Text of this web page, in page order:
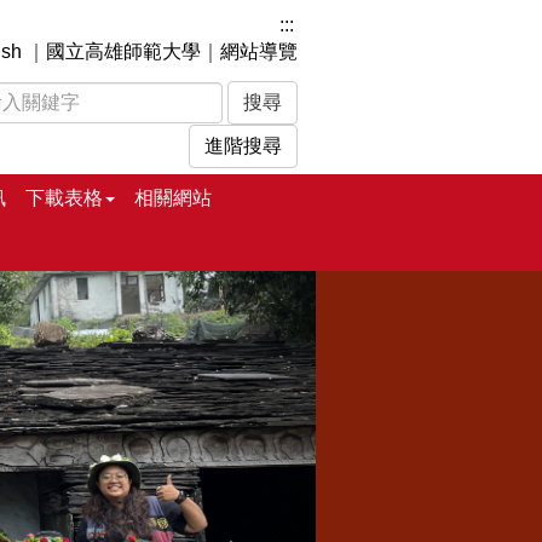
:::
國立高雄師範大學｜ 網站導覽
進階搜尋
下載表格 相關網站
下
一
張